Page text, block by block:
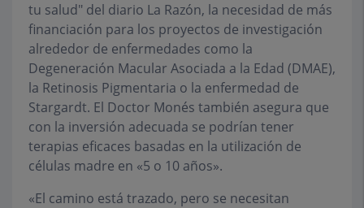
tu salud" del diario La Razón, la necesidad de más
financiación para los proyectos de investigación
alrededor de enfermedades como la
Degeneración Macular Asociada a la Edad (DMAE),
la Retinosis Pigmentaria o la enfermedad de
Stargardt. El Doctor Monés también asegura que
con la inversión adecuada se podrían tener
terapias eficaces basadas en la utilización de
células madre en «5 o 10 años».
«El camino está trazado, pero se necesitan